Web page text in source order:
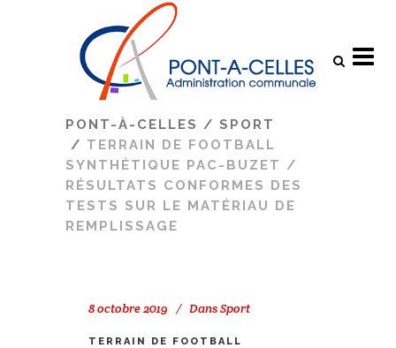
PONT-À-CELLES / SPORT
/ TERRAIN DE FOOTBALL
SYNTHÉTIQUE PAC-BUZET /
RÉSULTATS CONFORMES DES
TESTS SUR LE MATÉRIAU DE
REMPLISSAGE
8 octobre 2019 DansSport
TERRAIN DE FOOTBALL